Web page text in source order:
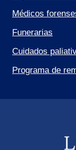
Médicos
Funerarias
Cuidados
Programa de